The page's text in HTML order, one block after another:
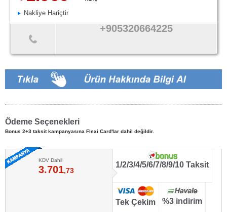
Nakliye Hariçtir
+905320664225
Ödeme Seçenekleri
Bonus 2+3 taksit kampanyasına Flexi Card'lar dahil değildir.
KDV Dahil
3.701,73
1/2/3/4/5/6/7/8/9/10 Taksit
Tek Çekim %3 indirim